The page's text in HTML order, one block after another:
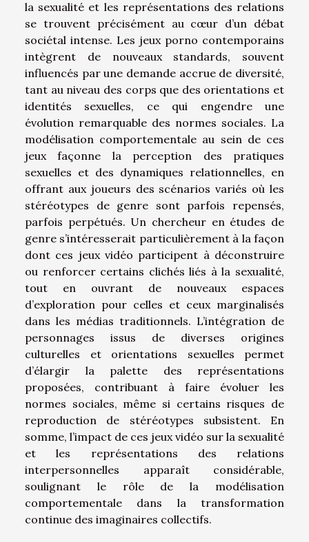
la sexualité et les représentations des relations
se trouvent précisément au cœur d’un débat
sociétal intense. Les jeux porno contemporains
intègrent de nouveaux standards, souvent
influencés par une demande accrue de diversité,
tant au niveau des corps que des orientations et
identités sexuelles, ce qui engendre une
évolution remarquable des normes sociales. La
modélisation comportementale au sein de ces
jeux façonne la perception des pratiques
sexuelles et des dynamiques relationnelles, en
offrant aux joueurs des scénarios variés où les
stéréotypes de genre sont parfois repensés,
parfois perpétués. Un chercheur en études de
genre s’intéresserait particulièrement à la façon
dont ces jeux vidéo participent à déconstruire
ou renforcer certains clichés liés à la sexualité,
tout en ouvrant de nouveaux espaces
d’exploration pour celles et ceux marginalisés
dans les médias traditionnels. L’intégration de
personnages issus de diverses origines
culturelles et orientations sexuelles permet
d’élargir la palette des représentations
proposées, contribuant à faire évoluer les
normes sociales, même si certains risques de
reproduction de stéréotypes subsistent. En
somme, l’impact de ces jeux vidéo sur la sexualité
et les représentations des relations
interpersonnelles apparaît considérable,
soulignant le rôle de la modélisation
comportementale dans la transformation
continue des imaginaires collectifs.